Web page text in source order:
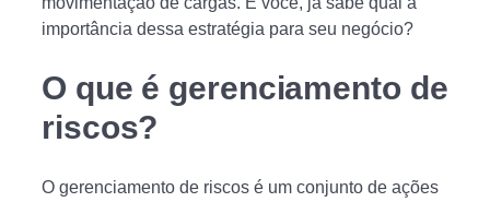
importância dessa estratégia para seu negócio?
O que é gerenciamento de
riscos?
O gerenciamento de riscos é um conjunto de ações